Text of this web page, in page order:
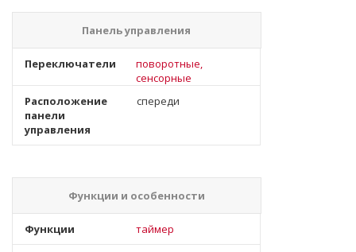
Панель управления
Переключатели
поворотные,
сенсорные
Расположение
панели
управления
спереди
Функции и особенности
Функции таймер